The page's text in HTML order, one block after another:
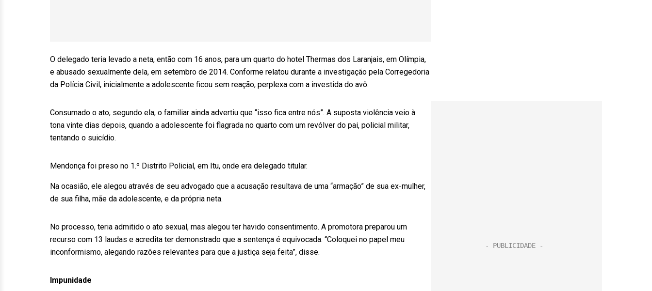
O delegado teria levado a neta, então com 16 anos, para um quarto do hotel Thermas dos Laranjais, em Olímpia,
e abusado sexualmente dela, em setembro de 2014. Conforme relatou durante a investigação pela Corregedoria
da Polícia Civil, inicialmente a adolescente ficou sem reação, perplexa com a investida do avô.
Consumado o ato, segundo ela, o familiar ainda advertiu que “isso fica entre nós”. A suposta violência veio à
tona vinte dias depois, quando a adolescente foi flagrada no quarto com um revólver do pai, policial militar,
tentando o suicídio.
Mendonça foi preso no 1.º Distrito Policial, em Itu, onde era delegado titular.
Na ocasião, ele alegou através de seu advogado que a acusação resultava de uma “armação” de sua ex-mulher,
de sua filha, mãe da adolescente, e da própria neta.
No processo, teria admitido o ato sexual, mas alegou ter havido consentimento. A promotora preparou um
recurso com 13 laudas e acredita ter demonstrado que a sentença é equivocada. “Coloquei no papel meu
inconformismo, alegando razões relevantes para que a justiça seja feita”, disse.
Impunidade